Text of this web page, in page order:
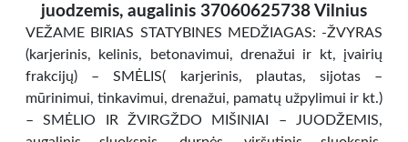
juodzemis, augalinis 37060625738 Vilnius
VEŽAME BIRIAS STATYBINES MEDŽIAGAS: -ŽVYRAS
(karjerinis, kelinis, betonavimui, drenažui ir kt, įvairių
frakcijų) – SMĖLIS( karjerinis, plautas, sijotas –
mūrinimui, tinkavimui, drenažui, pamatų užpylimui ir kt.)
– SMĖLIO IR ŽVIRGŽDO MIŠINIAI – JUODŽEMIS,